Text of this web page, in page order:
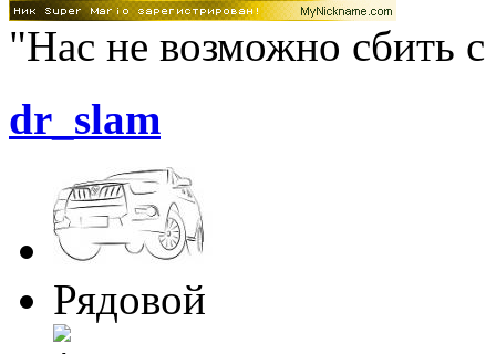
"Нас не возможно сбить
dr_slam
Рядовой